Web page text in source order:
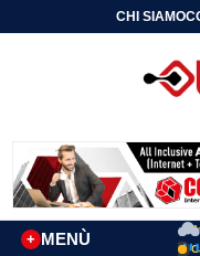
CHI SIAMO
MENÙ
+